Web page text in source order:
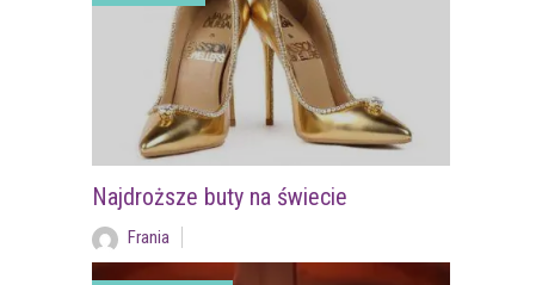
Najdroższe buty na świecie
Frania